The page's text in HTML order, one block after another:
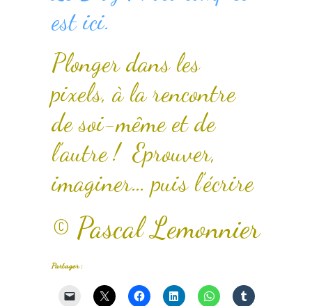
est ici.
Plonger dans les
pixels, à la rencontre
de soi-même et de
l’autre ! Eprouver,
imaginer… puis l’écrire
© Pascal Lemonnier
Partager :